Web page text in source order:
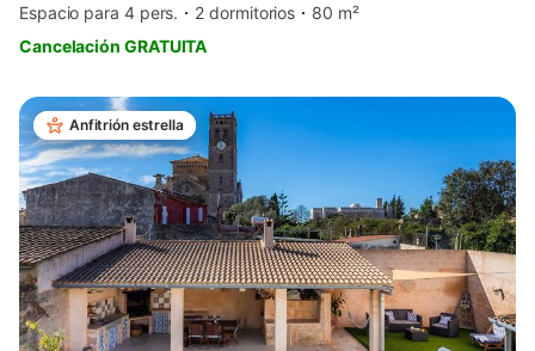
Espacio para 4 pers.
2 dormitorios
80 m²
Cancelación GRATUITA
Anfitrión estrella